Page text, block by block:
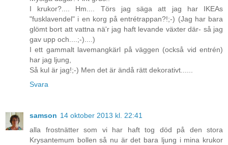
I krukor?.... Hm.... Törs jag säga att jag har IKEAs
"fusklavendel" i en korg på entrétrappan?!;-) (Jag har bara
glömt bort att vattna nä'r jag haft levande växter där- så jag
gav upp och....;-)....)
I ett gammalt lavemangkärl på väggen (också vid entrén)
har jag ljung,
Så kul är jag!;-) Men det är ändå rätt dekorativt......
Svara
samson 14 oktober 2013 kl. 22:41
alla frostnätter som vi har haft tog död på den stora
Krysantemum bollen så nu är det bara ljung i mina krukor